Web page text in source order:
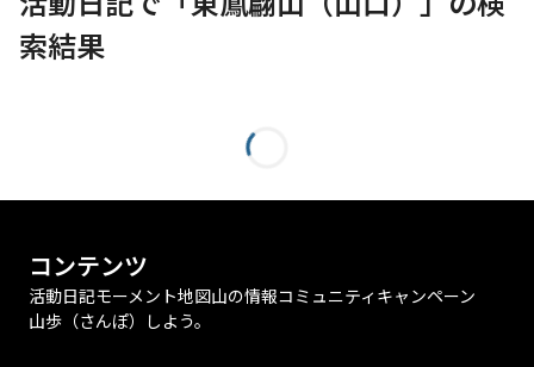
索結果
コンテンツ
活動日記モーメント地図山の情報コミュニティ キャンペーン
山歩（さんぽ）しよう。